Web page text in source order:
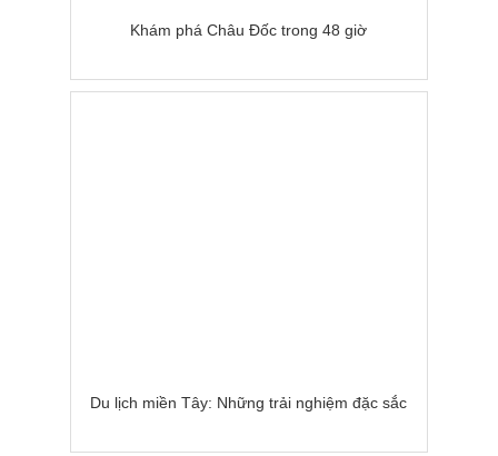
Khám phá Châu Đốc trong 48 giờ
Du lịch miền Tây: Những trải nghiệm đặc sắc